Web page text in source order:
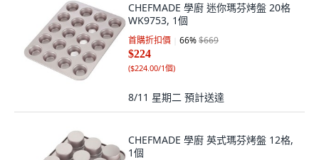
CHEFMADE 學廚 迷你瑪芬烤盤 20格
WK9753, 1個
首購折扣價 66%$669
$224
($224.00/1個)
8/11 星期二 預計送達
CHEFMADE 學廚 英式瑪芬烤盤 12格,
1個